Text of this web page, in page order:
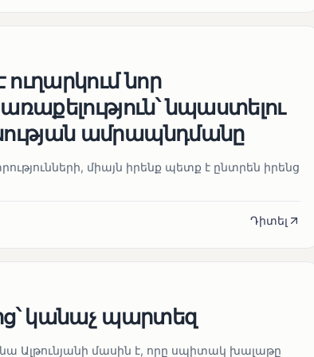
նոր
նպաստելու
ամրապնդմանը
միայն իրենք պետք է ընտրեն իրենց
Դիտել
կանաչ պարտեզ
Ալթունյանի մասին է, որը սպիտակ խալաթը